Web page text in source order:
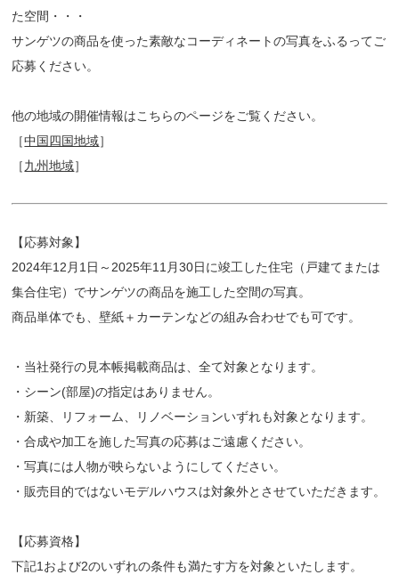
た空間・・・
サンゲツの商品を使った素敵なコーディネートの写真をふるってご
応募ください。
他の地域の開催情報はこちらのページをご覧ください。
［中国四国地域］
［九州地域］
【応募対象】
2024年12月1日～2025年11月30日に竣工した住宅（戸建てまたは
集合住宅）でサンゲツの商品を施工した空間の写真。
商品単体でも、壁紙＋カーテンなどの組み合わせでも可です。
・当社発行の見本帳掲載商品は、全て対象となります。
・シーン(部屋)の指定はありません。
・新築、リフォーム、リノベーションいずれも対象となります。
・合成や加工を施した写真の応募はご遠慮ください。
・写真には人物が映らないようにしてください。
・販売目的ではないモデルハウスは対象外とさせていただきます。
【応募資格】
下記1および2のいずれの条件も満たす方を対象といたします。